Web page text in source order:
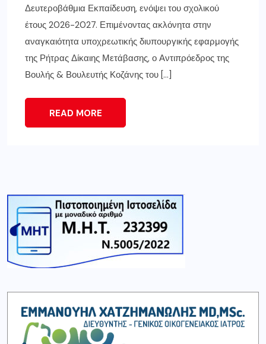
Δευτεροβάθμια Εκπαίδευση, ενόψει του σχολικού
έτους 2026-2027. Επιμένοντας ακλόνητα στην
αναγκαιότητα υποχρεωτικής διυπουργικής εφαρμογής
της Ρήτρας Δίκαιης Μετάβασης, ο Αντιπρόεδρος της
Βουλής & Βουλευτής Κοζάνης του […]
READ MORE